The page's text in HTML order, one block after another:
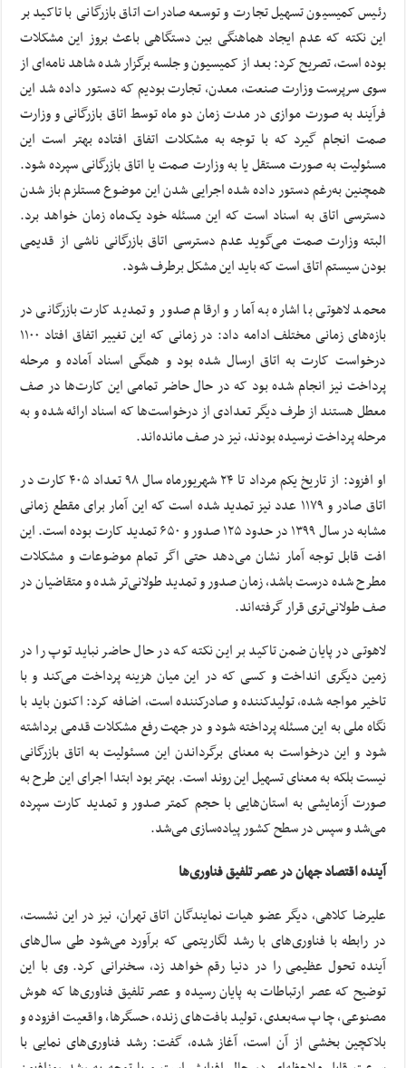
رئیس کمیسیون تسهیل تجارت و توسعه صادرات اتاق بازرگانی با تاکید بر
این نکته که عدم ایجاد هماهنگی بین دستگاهی باعث بروز این مشکلات
بوده است، تصریح کرد: بعد از کمیسیون و جلسه برگزار شده شاهد نامه‌ای از
سوی سرپرست وزارت صنعت، معدن، تجارت بودیم که دستور داده شد این
فرآیند به صورت موازی در مدت زمان دو ماه توسط اتاق بازرگانی و وزارت
صمت انجام گیرد که با توجه به مشکلات اتفاق افتاده بهتر است این
مسئولیت به صورت مستقل یا به وزارت صمت یا اتاق بازرگانی سپرده شود.
همچنین به‌رغم دستور داده شده اجرایی شدن این موضوع مستلزم باز شدن
دسترسی اتاق به اسناد است که این مسئله خود یک‌ماه زمان خواهد برد.
البته وزارت صمت می‌گوید عدم دسترسی اتاق بازرگانی ناشی از قدیمی
بودن سیستم اتاق است که باید این مشکل برطرف شود.
محمد لاهوتی با اشاره به آمار و ارقام صدور و تمدید کارت بازرگانی در
بازه‌های زمانی مختلف ادامه داد: در زمانی که این تغییر اتفاق افتاد ۱۱۰۰
درخواست کارت به اتاق ارسال شده بود و همگی اسناد آماده و مرحله
پرداخت نیز انجام شده بود که در حال حاضر تمامی این کارت‌ها در صف
معطل هستند از طرف دیگر تعدادی از درخواست‌ها که اسناد ارائه شده و به
مرحله پرداخت نرسیده بودند، نیز در صف مانده‌اند.
او افزود: از تاریخ یکم مرداد تا ۲۴ شهریورماه سال ۹۸ تعداد ۴۰۵ کارت در
اتاق صادر و ۱۱۷۹ عدد نیز تمدید شده است که این آمار برای مقطع زمانی
مشابه در سال ۱۳۹۹ در حدود ۱۲۵ صدور و ۶۵۰ تمدید کارت بوده است. این
افت قابل توجه آمار نشان می‌دهد حتی اگر تمام موضوعات و مشکلات
مطرح شده درست باشد، زمان صدور و تمدید طولانی‌تر شده و متقاضیان در
صف طولانی‌تری قرار گرفته‌اند.
لاهوتی در پایان ضمن تاکید بر این نکته که در حال حاضر نباید توپ را در
زمین دیگری انداخت و کسی که در این میان هزینه پرداخت می‌کند و با
تاخیر مواجه شده، تولیدکننده و صادرکننده است، اضافه کرد: اکنون باید با
نگاه ملی به این مسئله پرداخته شود و در جهت رفع مشکلات قدمی برداشته
شود و این درخواست به معنای برگرداندن این مسئولیت به اتاق بازرگانی
نیست بلکه به معنای تسهیل این روند است. بهتر بود ابتدا اجرای این طرح به
صورت آزمایشی به استان‌هایی با حجم کمتر صدور و تمدید کارت سپرده
می‌شد و سپس در سطح کشور پیاده‌سازی می‌شد.
آینده اقتصاد جهان در عصر تلفیق فناوری‌ها
علیرضا کلاهی، دیگر عضو هیات نمایندگان اتاق تهران، نیز در این نشست،
در رابطه با فناوری‌های با رشد لگاریتمی که برآورد می‌شود طی سال‌های
آینده تحول عظیمی را در دنیا رقم خواهد زد، سخنرانی کرد. وی با این
توضیح که عصر ارتباطات به پایان رسیده و عصر تلفیق فناوری‌ها که هوش
مصنوعی، چاپ سه‌بعدی، تولید بافت‌های زنده، حسگرها، واقعیت افزوده و
بلاکچین بخشی از آن است، آغاز شده‌، گفت: رشد فناوری‌های نمایی با